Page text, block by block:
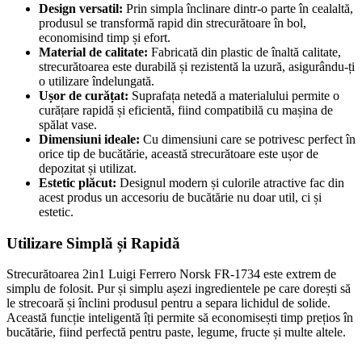
Design versatil: Prin simpla înclinare dintr-o parte în cealaltă,
produsul se transformă rapid din strecurătoare în bol,
economisind timp și efort.
Material de calitate: Fabricată din plastic de înaltă calitate,
strecurătoarea este durabilă și rezistentă la uzură, asigurându-ți
o utilizare îndelungată.
Ușor de curățat: Suprafața netedă a materialului permite o
curățare rapidă și eficientă, fiind compatibilă cu mașina de
spălat vase.
Dimensiuni ideale: Cu dimensiuni care se potrivesc perfect în
orice tip de bucătărie, această strecurătoare este ușor de
depozitat și utilizat.
Estetic plăcut: Designul modern și culorile atractive fac din
acest produs un accesoriu de bucătărie nu doar util, ci și
estetic.
Utilizare Simplă și Rapidă
Strecurătoarea 2in1 Luigi Ferrero Norsk FR-1734 este extrem de
simplu de folosit. Pur și simplu așezi ingredientele pe care dorești să
le strecoară și înclini produsul pentru a separa lichidul de solide.
Această funcție inteligentă îți permite să economisești timp prețios în
bucătărie, fiind perfectă pentru paste, legume, fructe și multe altele.